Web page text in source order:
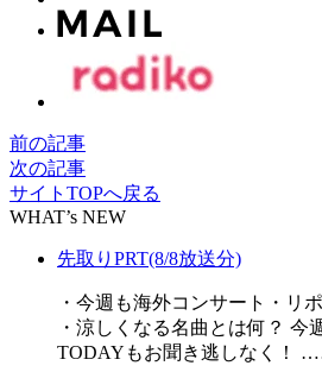
前の記事
次の記事
サイトTOPへ戻る
WHAT’s NEW
先取りPRT(8/8放送分)
・今週も海外コンサート・リ
・涼しくなる名曲とは何？ 今
TODAYもお聞き逃しなく！